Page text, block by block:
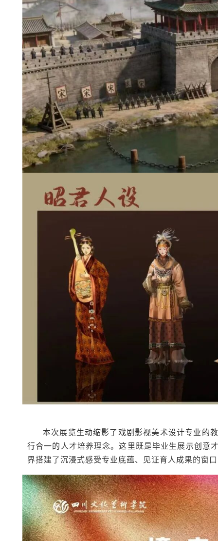
本次展览生动缩影了戏剧影视美术设计专业的
行合一的人才培养理念。这里既是毕业生展示创意
界搭建了沉浸式感受专业底蕴、见证育人成果的窗